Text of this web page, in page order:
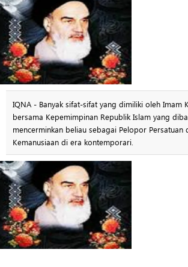
IQNA - Banyak sifat-sifat yang dimiliki oleh Imam
bersama Kepemimpinan Republik Islam yang
mencerminkan beliau sebagai Pelopor Persatuan
Kemanusiaan di era kontemporari.